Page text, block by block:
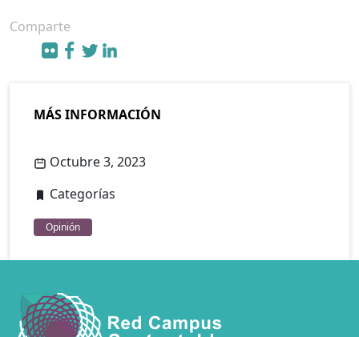
Comparte
MÁS INFORMACIÓN
Octubre 3, 2023
Categorías
Opinión